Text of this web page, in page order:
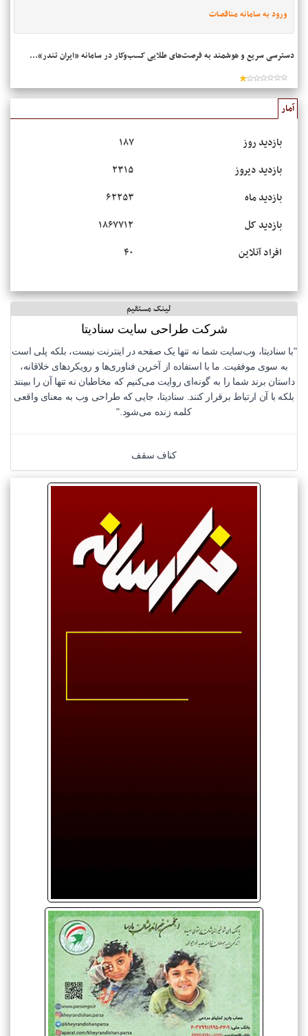
ورود به سامانه مناقصات
دسترسی سریع و هوشمند به فرصت‌های طلایی کسب‌وکار در سامانه «ایران تندر»...
آمار
بازدید روز
۱۸۷
بازدید دیروز
۲۳۱۵
بازدید ماه
۶۲۲۵۳
بازدید کل
۱۸۶۷۷۱۲
افراد آنلاین
۴۰
لینک مستقیم
شرکت طراحی سایت سنادیتا
"با سنادیتا، وب‌سایت شما نه تنها یک صفحه در اینترنت نیست، بلکه پلی است
به سوی موفقیت. ما با استفاده از آخرین فناوری‌ها و رویکردهای خلاقانه،
داستان برند شما را به گونه‌ای روایت می‌کنیم که مخاطبان نه تنها آن را ببینند
بلکه با آن ارتباط برقرار کنند. سنادیتا، جایی که طراحی وب به معنای واقعی
کلمه زنده می‌شود."
کناف سقف